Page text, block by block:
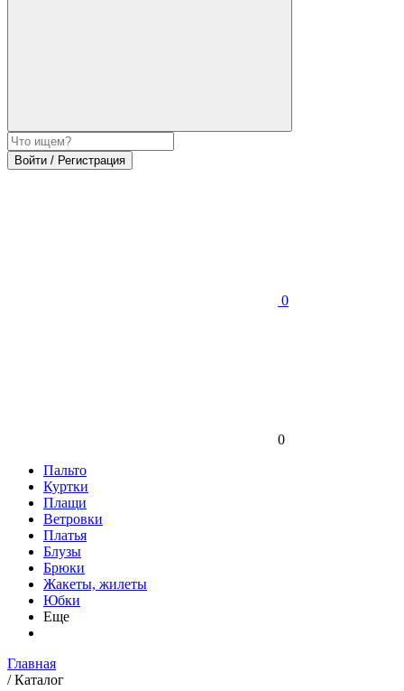
Войти / Регистрация
0
0
Пальто
Куртки
Плащи
Ветровки
Платья
Блузы
Брюки
Жакеты, жилеты
Юбки
Еще
Главная
/ Каталог